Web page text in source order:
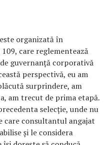
organizată în
care reglementează
guvernanță corporativă
perspectivă, eu am
surprindere, am
am trecut de prima etapă.
selecție, unde nu
care consultantul angajat
și le considera